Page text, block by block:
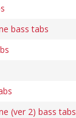
bass tabs
(ver 2) bass tabs